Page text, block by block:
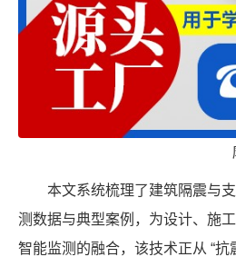
本文系统梳理了建筑隔震与
测数据与典型案例，为设计、施
智能监测的融合，该技术正从 “抗